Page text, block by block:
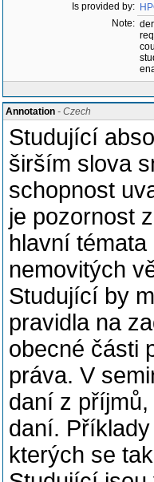
Is provided by:
Note:
Annotation - Czech
Studující
širším slova
schopnost
je pozornost
hlavní
nemovitých
Studující by
pravidla na
obecné části
práva. V
daní z
daní.
kterých se